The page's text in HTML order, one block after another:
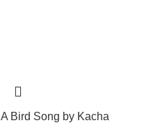
A Bird Song by Kacha